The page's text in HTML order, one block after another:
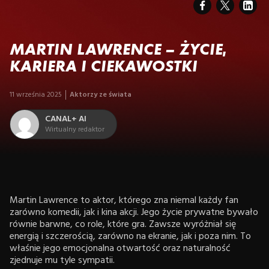
MARTIN LAWRENCE – ŻYCIE,
KARIERA I CIEKAWOSTKI
11 września 2025 Aktorzy ze świata
CANAL+ AI
Wirtualny redaktor
Martin Lawrence to aktor, którego zna niemal każdy fan
zarówno komedii, jak i kina akcji. Jego życie prywatne bywało
równie barwne, co role, które gra. Zawsze wyróżniał się
energią i szczerością, zarówno na ekranie, jak i poza nim. To
właśnie jego emocjonalna otwartość oraz naturalność
zjednuje mu tyle sympatii.